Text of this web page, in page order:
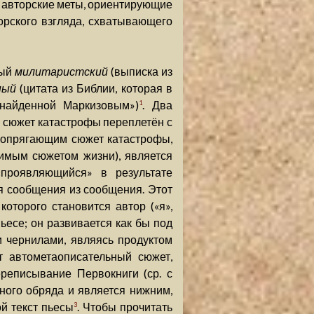
меты, ориентирующие
взгляда, схватывающего
милитаристский(выписка из
(цитата из Библии, которая в
Маркизовым»)1. Два
катастрофы переплетён с
сюжет катастрофы,
сюжетом жизни), является
в результате
сообщения из сообщения. Этот
становится автор («я»,
он развивается как бы под
являясь продуктом
сюжет,
Первокниги (ср. с
обряда и является нижним,
текст пьесы3. Чтобы прочитать